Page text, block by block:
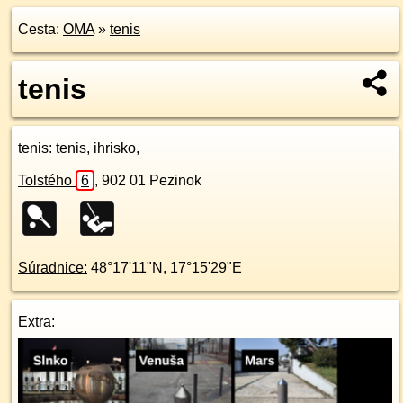
Cesta: OMA» tenis
tenis
tenis: tenis, ihrisko,
Tolstého 6 , 902 01 Pezinok
Súradnice: 48°17'11"N , 17°15'29"E
Extra: